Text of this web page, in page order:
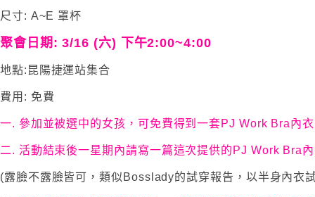
尺寸: A~E 罩杯
聚會日期: 3/16 (六) 下午2:00~4:00
地點:昆陽捷運站集合
費用: 免費
一. 參加並被選中的女孩，可免費得到一套PJ Work Bra內
二. 活動結束後一星期內請寫一篇這次提供的PJ Work Bra
(露臉不露臉皆可，類似Bosslady的試穿報告，以半身內衣